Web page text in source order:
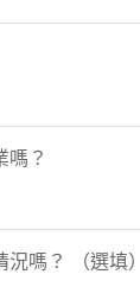
嗎？
嗎？ （選填）